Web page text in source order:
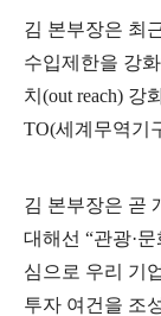
김 본부장은 최
수입제한을 강
치 (out reach) 강
TO(세계무역기
김 본부장은 곧
대해선 “관광·문
심으로 우리 기
투자 여건을 조